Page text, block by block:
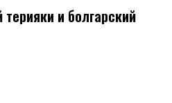
и болгарский